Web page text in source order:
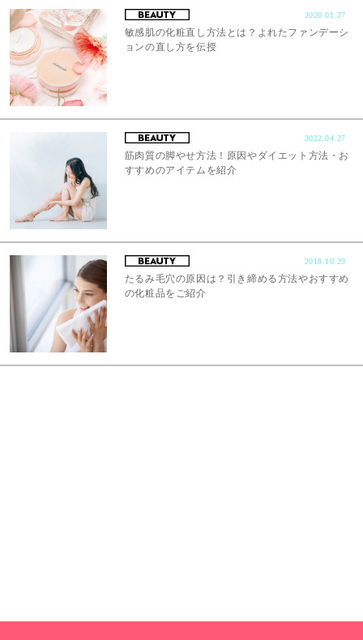
2020.01.27
敏感肌の化粧直し方法とは？よれたファンデーシ
ョンの直し方を伝授
2022.04.27
筋肉質の脚やせ方法！原因やダイエット方法・お
すすめのアイテムを紹介
2018.10.29
たるみ毛穴の原因は？引き締める方法やおすすめ
の化粧品をご紹介